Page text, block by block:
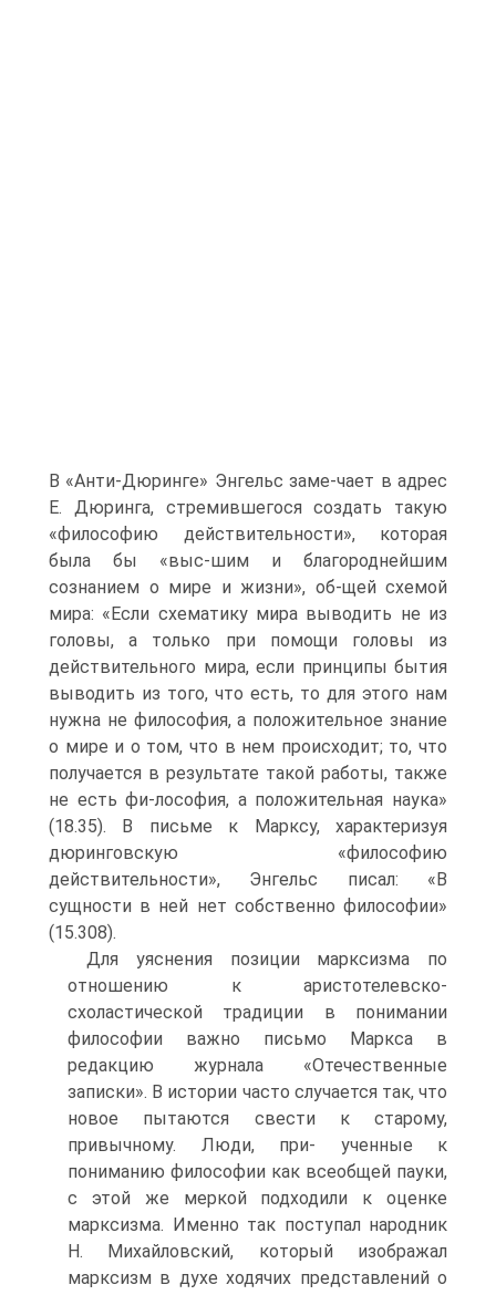
В «Анти-Дюринге» Энгельс заме-чает в адрес
Е. Дюринга, стремившегося создать такую
«философию действительности», которая
была бы «выс-шим и благороднейшим
сознанием о мире и жизни», об-щей схемой
мира: «Если схематику мира выводить не из
головы, а только при помощи головы из
действительного мира, если принципы бытия
выводить из того, что есть, то для этого нам
нужна не философия, а положительное знание
о мире и о том, что в нем происходит; то, что
получается в результате такой работы, также
не есть фи-лософия, а положительная наука»
(18.35). В письме к Марксу, характеризуя
дюринговскую «философию
действительности», Энгельс писал: «В
сущности в ней нет собственно философии»
(15.308).
Для уяснения позиции марксизма по
отношению к аристотелевско-
схоластической традиции в понимании
философии важно письмо Маркса в
редакцию журнала «Отечественные
записки». В истории часто случается так, что
новое пытаются свести к старому,
привычному. Люди, при- ученные к
пониманию философии как всеобщей пауки,
с этой же меркой подходили к оценке
марксизма. Именно так поступал народник
Н. Михайловский, который изображал
марксизм в духе ходячих представлений о